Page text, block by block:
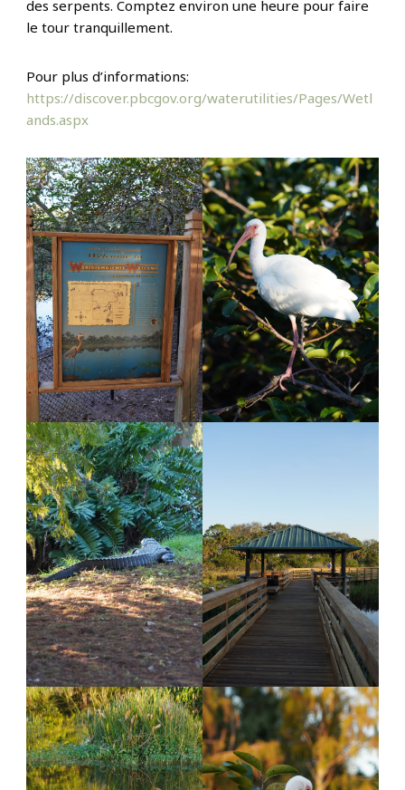
des serpents. Comptez environ une heure pour faire
le tour tranquillement.
Pour plus d’informations:
https://discover.pbcgov.org/waterutilities/Pages/Wetl
ands.aspx